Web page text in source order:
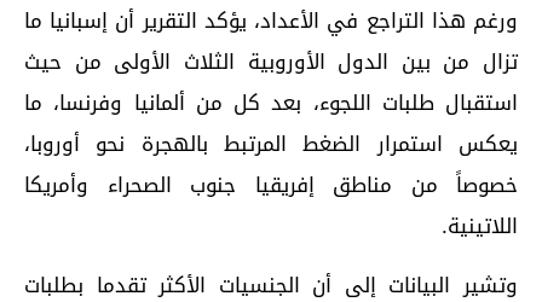
ورغم هذا التراجع في الأعداد، يؤكد التقرير أن إسبانيا ما
تزال من بين الدول الأوروبية الثلاث الأولى من حيث
استقبال طلبات اللجوء، بعد كل من ألمانيا وفرنسا، ما
يعكس استمرار الضغط المرتبط بالهجرة نحو أوروبا،
خصوصاً من مناطق إفريقيا جنوب الصحراء وأمريكا
اللاتينية.
وتشير البيانات إلى أن الجنسيات الأكثر تقدما بطلبات